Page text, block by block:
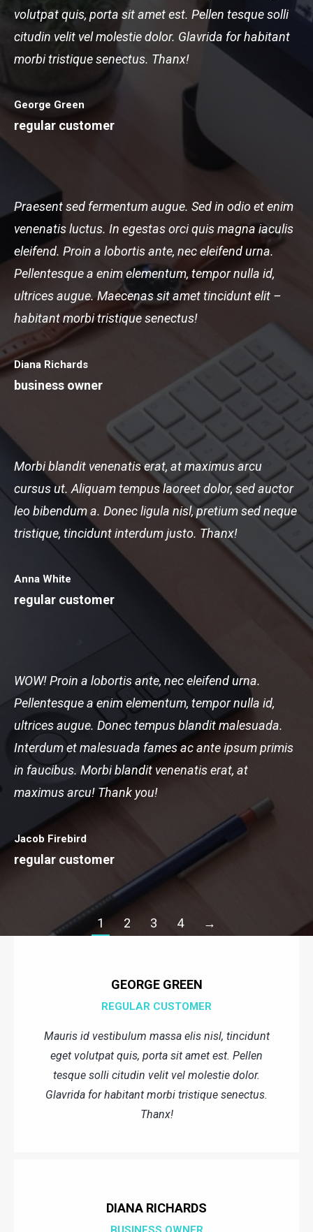
George Green
regular customer
volutpat quis, porta sit amet est. Pellen tesque solli
citudin velit vel molestie dolor. Glavrida for habitant
morbi tristique senectus. Thanx!
Diana Richards
business owner
Praesent sed fermentum augue. Sed in odio et enim
venenatis luctus. In egestas orci quis magna iaculis
eleifend. Proin a lobortis ante, nec eleifend urna.
Pellentesque a enim elementum, tempor nulla id,
ultrices augue. Maecenas sit amet tincidunt elit –
habitant morbi tristique senectus!
Anna White
regular customer
Morbi blandit venenatis erat, at maximus arcu
cursus ut. Aliquam tempus laoreet dolor, sed auctor
leo bibendum a. Donec ligula nisl, pretium sed neque
tristique, tincidunt interdum justo. Thanx!
Jacob Firebird
regular customer
WOW! Proin a lobortis ante, nec eleifend urna.
Pellentesque a enim elementum, tempor nulla id,
ultrices augue. Donec tempus blandit malesuada.
Interdum et malesuada fames ac ante ipsum primis
in faucibus. Morbi blandit venenatis erat, at
maximus arcu! Thank you!
1 2 3 4 →
GEORGE GREEN
REGULAR CUSTOMER
Mauris id vestibulum massa elis nisl, tincidunt
eget volutpat quis, porta sit amet est. Pellen
tesque solli citudin velit vel molestie dolor.
Glavrida for habitant morbi tristique senectus.
Thanx!
DIANA RICHARDS